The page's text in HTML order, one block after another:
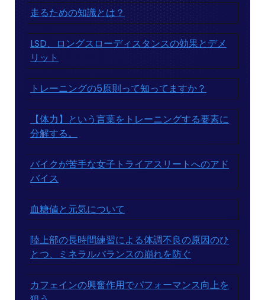
走るための知識とは？
LSD、ロングスローディスタンスの効果とデメ
リット
トレーニングの5原則って知ってますか？
【体力】という言葉をトレーニングする要素に
分解する。
バイクが苦手な女子トライアスリートへのアド
バイス
血糖値と元気について
陸上部の長時間練習による体調不良の原因のひ
とつ、ミネラルバランスの崩れを防ぐ
カフェインの興奮作用でパフォーマンス向上を